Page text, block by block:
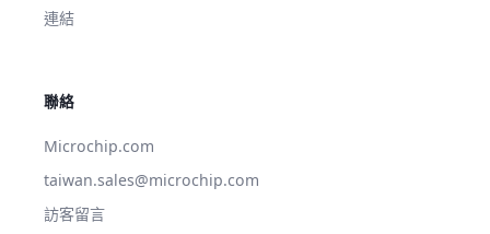
連結
聯絡
Microchip.com
taiwan.sales@microchip.com
訪客留言